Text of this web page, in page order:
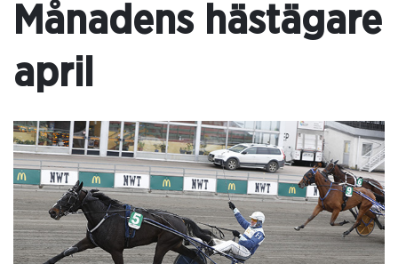
Månadens hästägare
april